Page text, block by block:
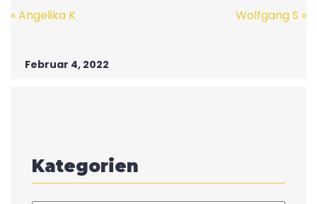
Post
«Angelika K Wolfgang S »
Februar 4, 2022
Kategorien